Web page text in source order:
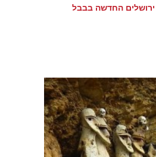
החדשה בבבל